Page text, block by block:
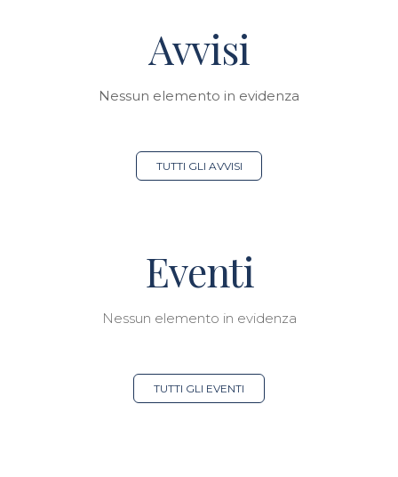
Avvisi
Nessun elemento in evidenza
TUTTI GLI AVVISI
Eventi
Nessun elemento in evidenza
TUTTI GLI EVENTI